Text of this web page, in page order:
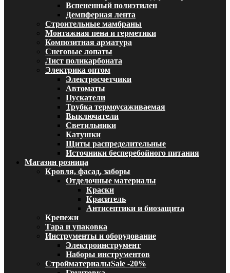
Вспененный полиэтилен
Демпферная лента
Строительные мамбраны
Монтажная пена и герметики
Композитная арматура
Снеговые лопаты
Лист поликарбоната
Электрика оптом
Электросчетчики
Автоматы
Пускатели
Трубка термоусаживаемая
Выключатели
Светильники
Катушки
Щиты распределительные
Источники бесперебойного питания
Магазин розница
Кровля, фасад, заборы
Отделочные материалы
Краски
Краситель
Антисептики и биозащита
Крепежи
Тара и упаковка
Инструменты и оборудование
Электроинструмент
Наборы инструментов
СтройматериалыSale -20%